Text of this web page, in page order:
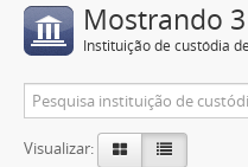
Mostrando
Instituição de custódia
Visualizar: